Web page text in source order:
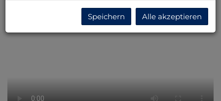
Speichern Alle akzeptieren